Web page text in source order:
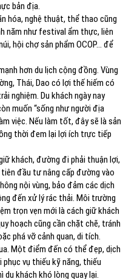
bản địa.
hóa, nghệ thuật, thể thao cũng
năm như festival ẩm thực, liên
hội chợ sản phẩm OCOP... để
hơn du lịch cộng đồng. Vùng
Thái, Dao có lợi thế hiếm có
nghiệm. Du khách ngày nay
muốn “sống như người địa
việc. Nếu làm tốt, đây sẽ là sản
thời đem lại lợi ích trực tiếp
khách, đường đi phải thuận lợi,
đầu tư nâng cấp đường vào
nội vùng, bảo đảm các dịch
đến xử lý rác thải. Môi trường
trọn vẹn mới là cách giữ khách
hoạch cũng cần chặt chẽ, tránh
phá vỡ cảnh quan, di tích.
Một điểm đến có thể đẹp, dịch
vụ thiếu kỹ năng, thiếu
khách khó lòng quay lại.